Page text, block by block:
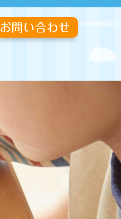
お問い合わせ